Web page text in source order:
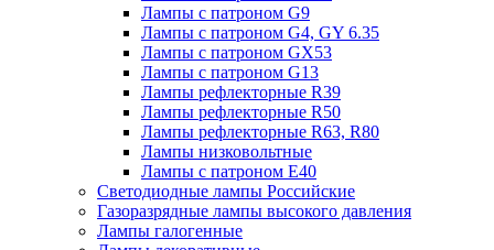
Лампы с патроном G9
Лампы с патроном G4, GY 6.35
Лампы с патроном GX53
Лампы с патроном G13
Лампы рефлекторные R39
Лампы рефлекторные R50
Лампы рефлекторные R63, R80
Лампы низковольтные
Лампы с патроном Е40
Светодиодные лампы Российские
Газоразрядные лампы высокого давления
Лампы галогенные